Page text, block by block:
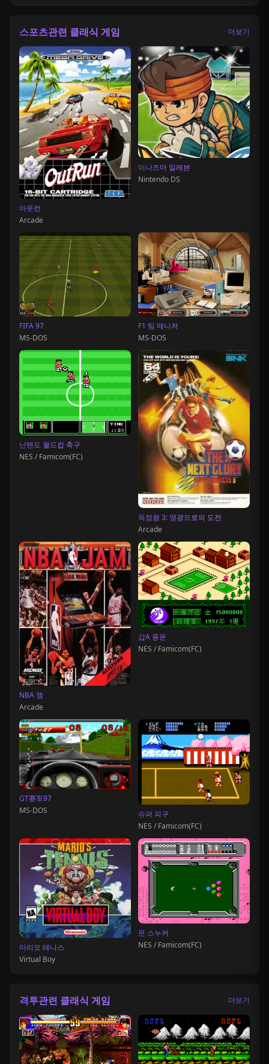
스포츠관련 클래식 게임 더보기
아웃런
Arcade
이나즈마 일레븐
Nintendo DS
FIFA 97
MS-DOS
F1 팀 매니저
MS-DOS
닌텐도 월드컵 축구
NES / Famicom(FC)
득점왕 3: 영광으로의 도전
Arcade
NBA 잼
Arcade
갑A 풍운
NES / Famicom(FC)
GT赛车97
MS-DOS
슈퍼 피구
NES / Famicom(FC)
마리오 테니스
Virtual Boy
문 스누커
NES / Famicom(FC)
격투관련 클래식 게임 더보기